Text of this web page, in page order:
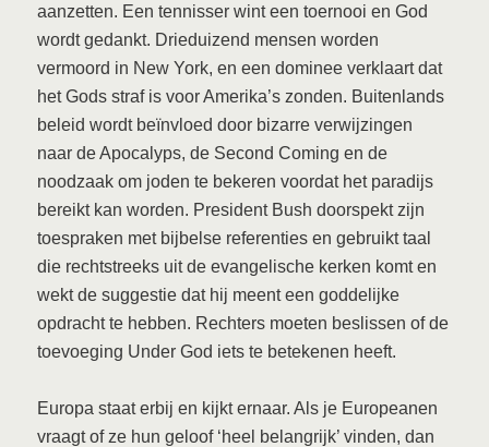
aanzetten. Een tennisser wint een toernooi en God
wordt gedankt. Drieduizend mensen worden
vermoord in New York, en een dominee verklaart dat
het Gods straf is voor Amerika’s zonden. Buitenlands
beleid wordt beïnvloed door bizarre verwijzingen
naar de Apocalyps, de Second Coming en de
noodzaak om joden te bekeren voordat het paradijs
bereikt kan worden. President Bush doorspekt zijn
toespraken met bijbelse referenties en gebruikt taal
die rechtstreeks uit de evangelische kerken komt en
wekt de suggestie dat hij meent een goddelijke
opdracht te hebben. Rechters moeten beslissen of de
toevoeging Under God iets te betekenen heeft.
Europa staat erbij en kijkt ernaar. Als je Europeanen
vraagt of ze hun geloof ‘heel belangrijk’ vinden, dan